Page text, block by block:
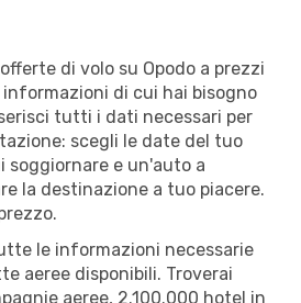
di volo su Opodo a prezzi
di cui hai bisogno
tutti i dati necessari per
scegli le date del tuo
soggiornare e un'auto a
la destinazione a tuo piacere.
le informazioni necessarie
aeree disponibili. Troverai
aeree, 2.100.000 hotel in